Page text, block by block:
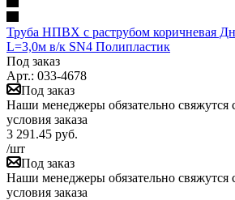
Труба НПВХ с раструбом коричневая
L=3,0м в/к SN4 Полипластик
Под заказ
Арт.: 033-4678
Под заказ
Наши менеджеры обязательно свяжутся
условия заказа
3 291.45 руб.
/шт
Под заказ
Наши менеджеры обязательно свяжутся
условия заказа